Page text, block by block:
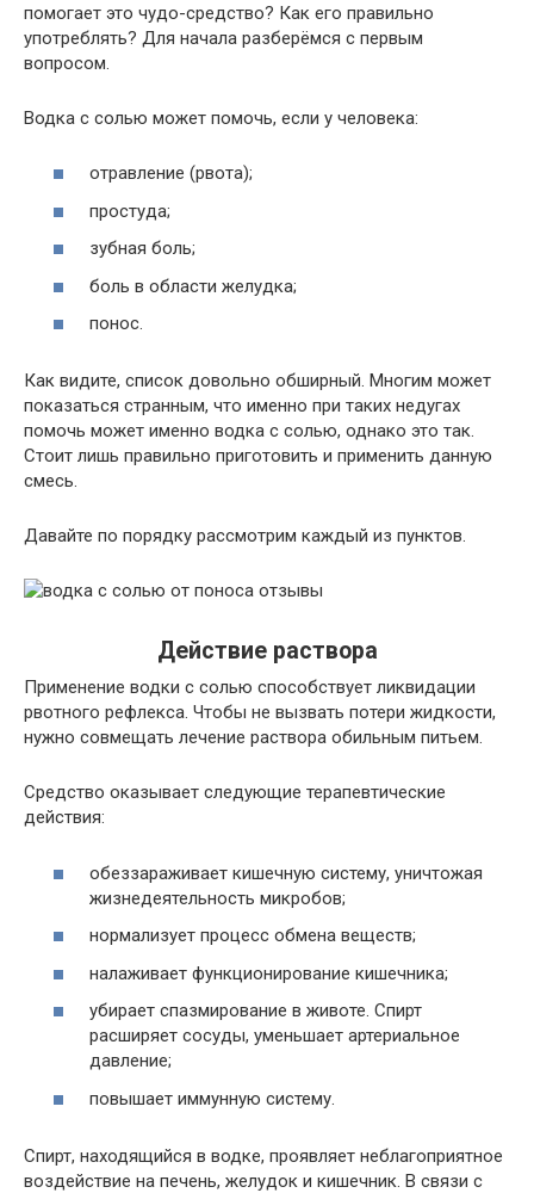
помогает это чудо-средство? Как его правильно
употреблять? Для начала разберёмся с первым
вопросом.
Водка с солью может помочь, если у человека:
отравление (рвота);
простуда;
зубная боль;
боль в области желудка;
понос.
Как видите, список довольно обширный. Многим может
показаться странным, что именно при таких недугах
помочь может именно водка с солью, однако это так.
Стоит лишь правильно приготовить и применить данную
смесь.
Давайте по порядку рассмотрим каждый из пунктов.
Действие раствора
Применение водки с солью способствует ликвидации
рвотного рефлекса. Чтобы не вызвать потери жидкости,
нужно совмещать лечение раствора обильным питьем.
Средство оказывает следующие терапевтические
действия:
обеззараживает кишечную систему, уничтожая
жизнедеятельность микробов;
нормализует процесс обмена веществ;
налаживает функционирование кишечника;
убирает спазмирование в животе. Спирт
расширяет сосуды, уменьшает артериальное
давление;
повышает иммунную систему.
Спирт, находящийся в водке, проявляет неблагоприятное
воздействие на печень, желудок и кишечник. В связи с